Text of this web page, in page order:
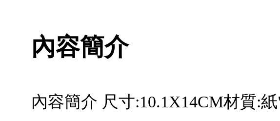
內容簡介
內容簡介 尺寸:10.1X14CM材質: